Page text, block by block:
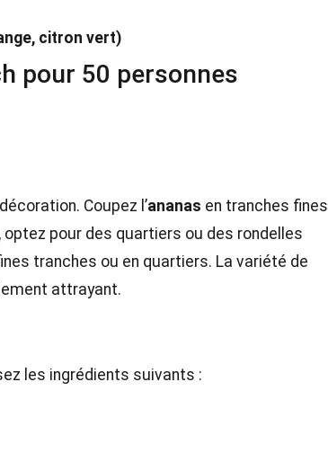
citron vert)
pour 50 personnes
Coupez l’ananas en tranches fines
, optez pour des quartiers ou des rondelles
tranches ou en quartiers. La variété de
attrayant.
les ingrédients suivants :